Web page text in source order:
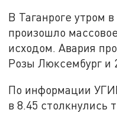
В Таганроге утром
произошло
исходом. Авария
Розы Люксембург и
По информации
в 8.45 столкнулись